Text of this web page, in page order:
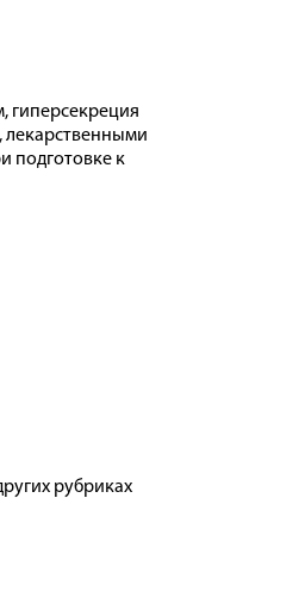
гиперсекреция
лекарственными
подготовке к
рубриках